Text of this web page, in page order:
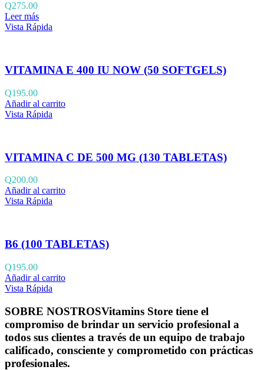
Q275.00
Leer más
Vista Rápida
VITAMINA E 400 IU NOW (50 SOFTGELS)
Q195.00
Añadir al carrito
Vista Rápida
VITAMINA C DE 500 MG (130 TABLETAS)
Q200.00
Añadir al carrito
Vista Rápida
B6 (100 TABLETAS)
Q195.00
Añadir al carrito
Vista Rápida
SOBRE NOSTROSVitamins Store tiene el
compromiso de brindar un servicio profesional a
todos sus clientes a través de un equipo de trabajo
calificado, consciente y comprometido con prácticas
profesionales.